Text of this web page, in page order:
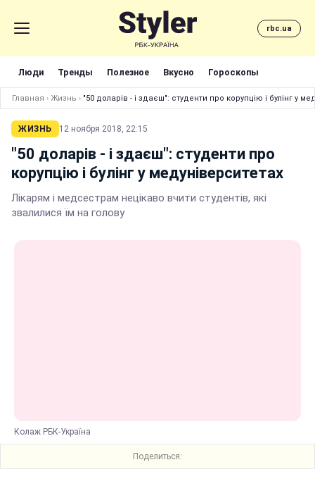
rbc.ua
Люди Тренды Полезное Вкусно Гороскопы
Главная › Жизнь › "50 доларів - і здаєш": студенти про корупцію і булінг у
ЖИЗНЬ 12 ноября 2018, 22:15
"50 доларів - і здаєш": студенти про
корупцію і булінг у медуніверситетах
Лікарям і медсестрам нецікаво вчити студентів, які
звалилися їм на голову
Колаж РБК-Україна
Поделиться: